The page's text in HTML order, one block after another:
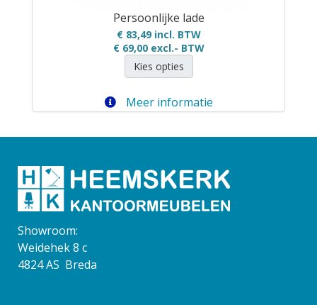
Persoonlijke lade
€ 83,49 incl. BTW
€ 69,00excl.- BTW
Kies opties
Meer informatie
Showroom:
Weidehek 8 c
4824 AS Breda